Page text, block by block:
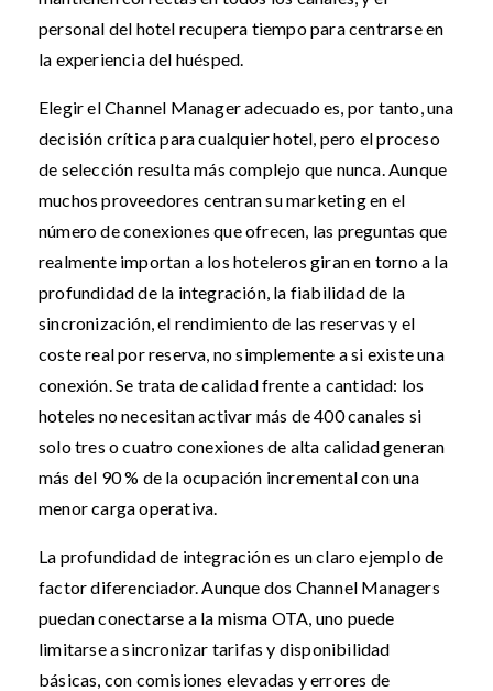
personal del hotel recupera tiempo para centrarse en
la experiencia del huésped.
Elegir el Channel Manager adecuado es, por tanto, una
decisión crítica para cualquier hotel, pero el proceso
de selección resulta más complejo que nunca. Aunque
muchos proveedores centran su marketing en el
número de conexiones que ofrecen, las preguntas que
realmente importan a los hoteleros giran en torno a la
profundidad de la integración, la fiabilidad de la
sincronización, el rendimiento de las reservas y el
coste real por reserva, no simplemente a si existe una
conexión. Se trata de calidad frente a cantidad: los
hoteles no necesitan activar más de 400 canales si
solo tres o cuatro conexiones de alta calidad generan
más del 90 % de la ocupación incremental con una
menor carga operativa.
La profundidad de integración es un claro ejemplo de
factor diferenciador. Aunque dos Channel Managers
puedan conectarse a la misma OTA, uno puede
limitarse a sincronizar tarifas y disponibilidad
básicas, con comisiones elevadas y errores de